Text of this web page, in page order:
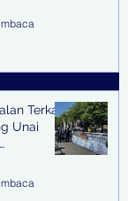
Terkait
Unai